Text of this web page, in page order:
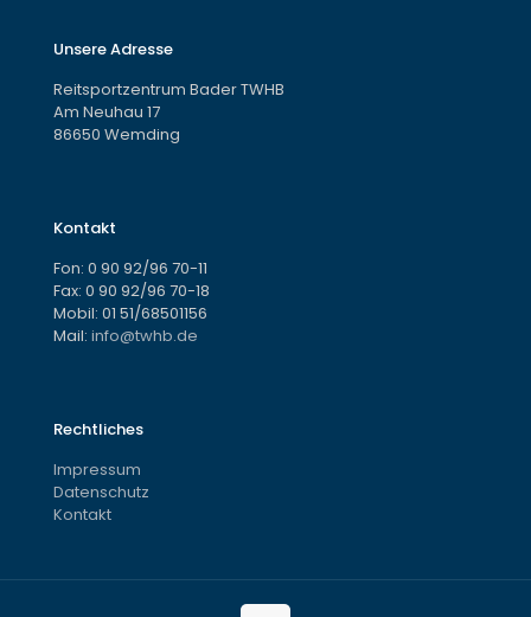
Unsere Adresse
Reitsportzentrum Bader TWHB
Am Neuhau 17
86650 Wemding
Kontakt
Fon: 0 90 92/96 70-11
Fax: 0 90 92/96 70-18
Mobil: 01 51/68501156
Mail: info@twhb.de
Rechtliches
Impressum
Datenschutz
Kontakt